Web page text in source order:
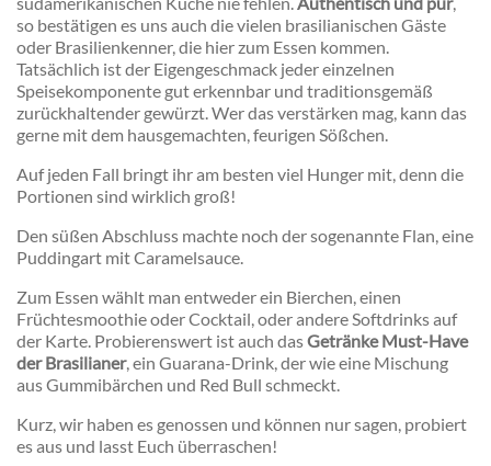
so bestätigen es uns auch die vielen brasilianischen Gäste
oder Brasilienkenner, die hier zum Essen kommen.
Tatsächlich ist der Eigengeschmack jeder einzelnen
Speisekomponente gut erkennbar und traditionsgemäß
zurückhaltender gewürzt. Wer das verstärken mag, kann das
gerne mit dem hausgemachten, feurigen Sößchen.
Auf jeden Fall bringt ihr am besten viel Hunger mit, denn die
Portionen sind wirklich groß!
Den süßen Abschluss machte noch der sogenannte Flan, eine
Puddingart mit Caramelsauce.
Zum Essen wählt man entweder ein Bierchen, einen
Früchtesmoothie oder Cocktail, oder andere Softdrinks auf
der Karte. Probierenswert ist auch dasGetränke Must-Have
der Brasilianer, ein Guarana-Drink, der wie eine Mischung
aus Gummibärchen und Red Bull schmeckt.
Kurz, wir haben es genossen und können nur sagen, probiert
es aus und lasst Euch überraschen!